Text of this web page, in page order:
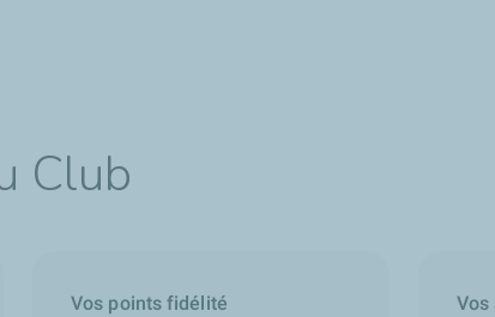
Club
Vos points fidélité
Vos